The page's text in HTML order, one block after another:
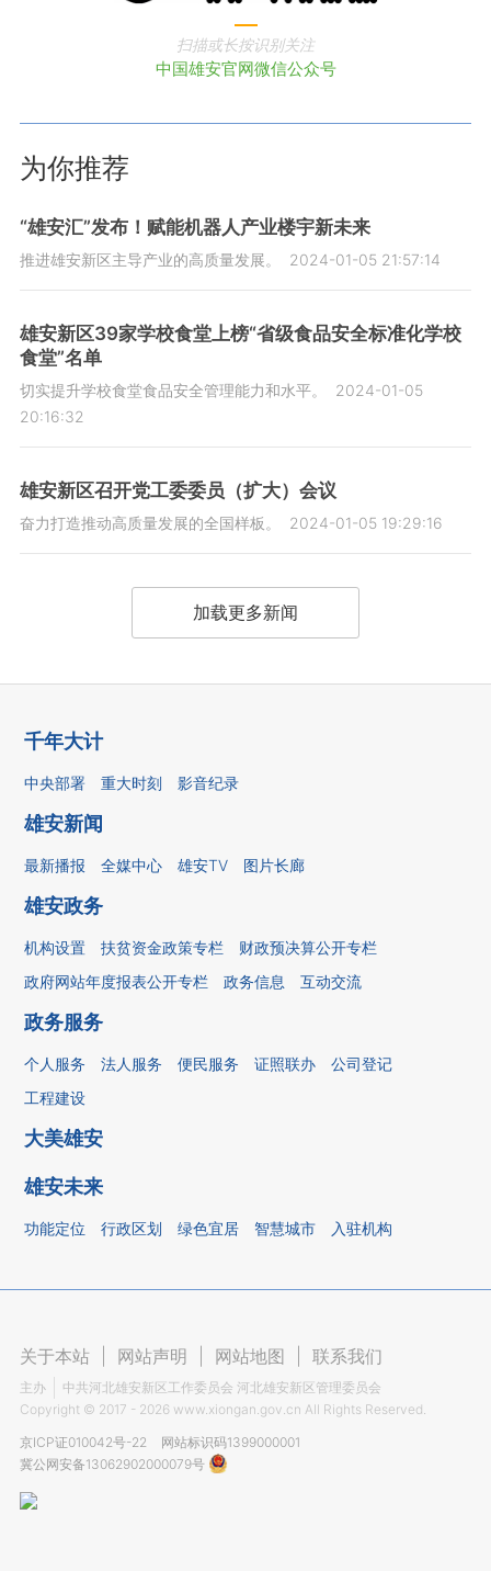
扫描或长按识别关注
中国雄安官网微信公众号
为你推荐
“雄安汇”发布！赋能机器人产业楼宇新未来
推进雄安新区主导产业的高质量发展。 2024-01-05 21:57:14
雄安新区39家学校食堂上榜“省级食品安全标准化学校
食堂”名单
切实提升学校食堂食品安全管理能力和水平。
2024-01-05
20:16:32
雄安新区召开党工委委员（扩大）会议
奋力打造推动高质量发展的全国样板。 2024-01-05 19:29:16
加载更多新闻
千年大计
中央部署 重大时刻 影音纪录
雄安新闻
最新播报 全媒中心 雄安TV 图片长廊
雄安政务
机构设置 扶贫资金政策专栏
财政预决算公开专栏
政府网站年度报表公开专栏
政务信息 互动交流
政务服务
个人服务 法人服务 便民服务 证照联办
公司登记
工程建设
大美雄安
雄安未来
功能定位 行政区划 绿色宜居 智慧城市 入驻机构
关于本站 网站声明 网站地图 联系我们
主办
中共河北雄安新区工作委员会 河北雄安新区管理委员会
Copyright © 2017 - 2026 www.xiongan.gov.cn All Rights Reserved.
京ICP证010042号-22
网站标识码1399000001
冀公网安备13062902000079号